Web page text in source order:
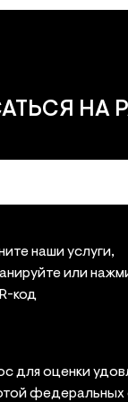
НА
наши услуги,
или
код
для оценки
федеральных